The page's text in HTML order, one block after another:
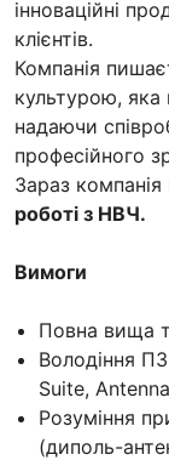
інноваційні
клієнтів.
Компанія
культурою, яка
надаючи
професійного
Зараз
роботі з НВЧ.
Вимоги
Повна вища
Володіння
Suite,
Розуміння
(диполь-